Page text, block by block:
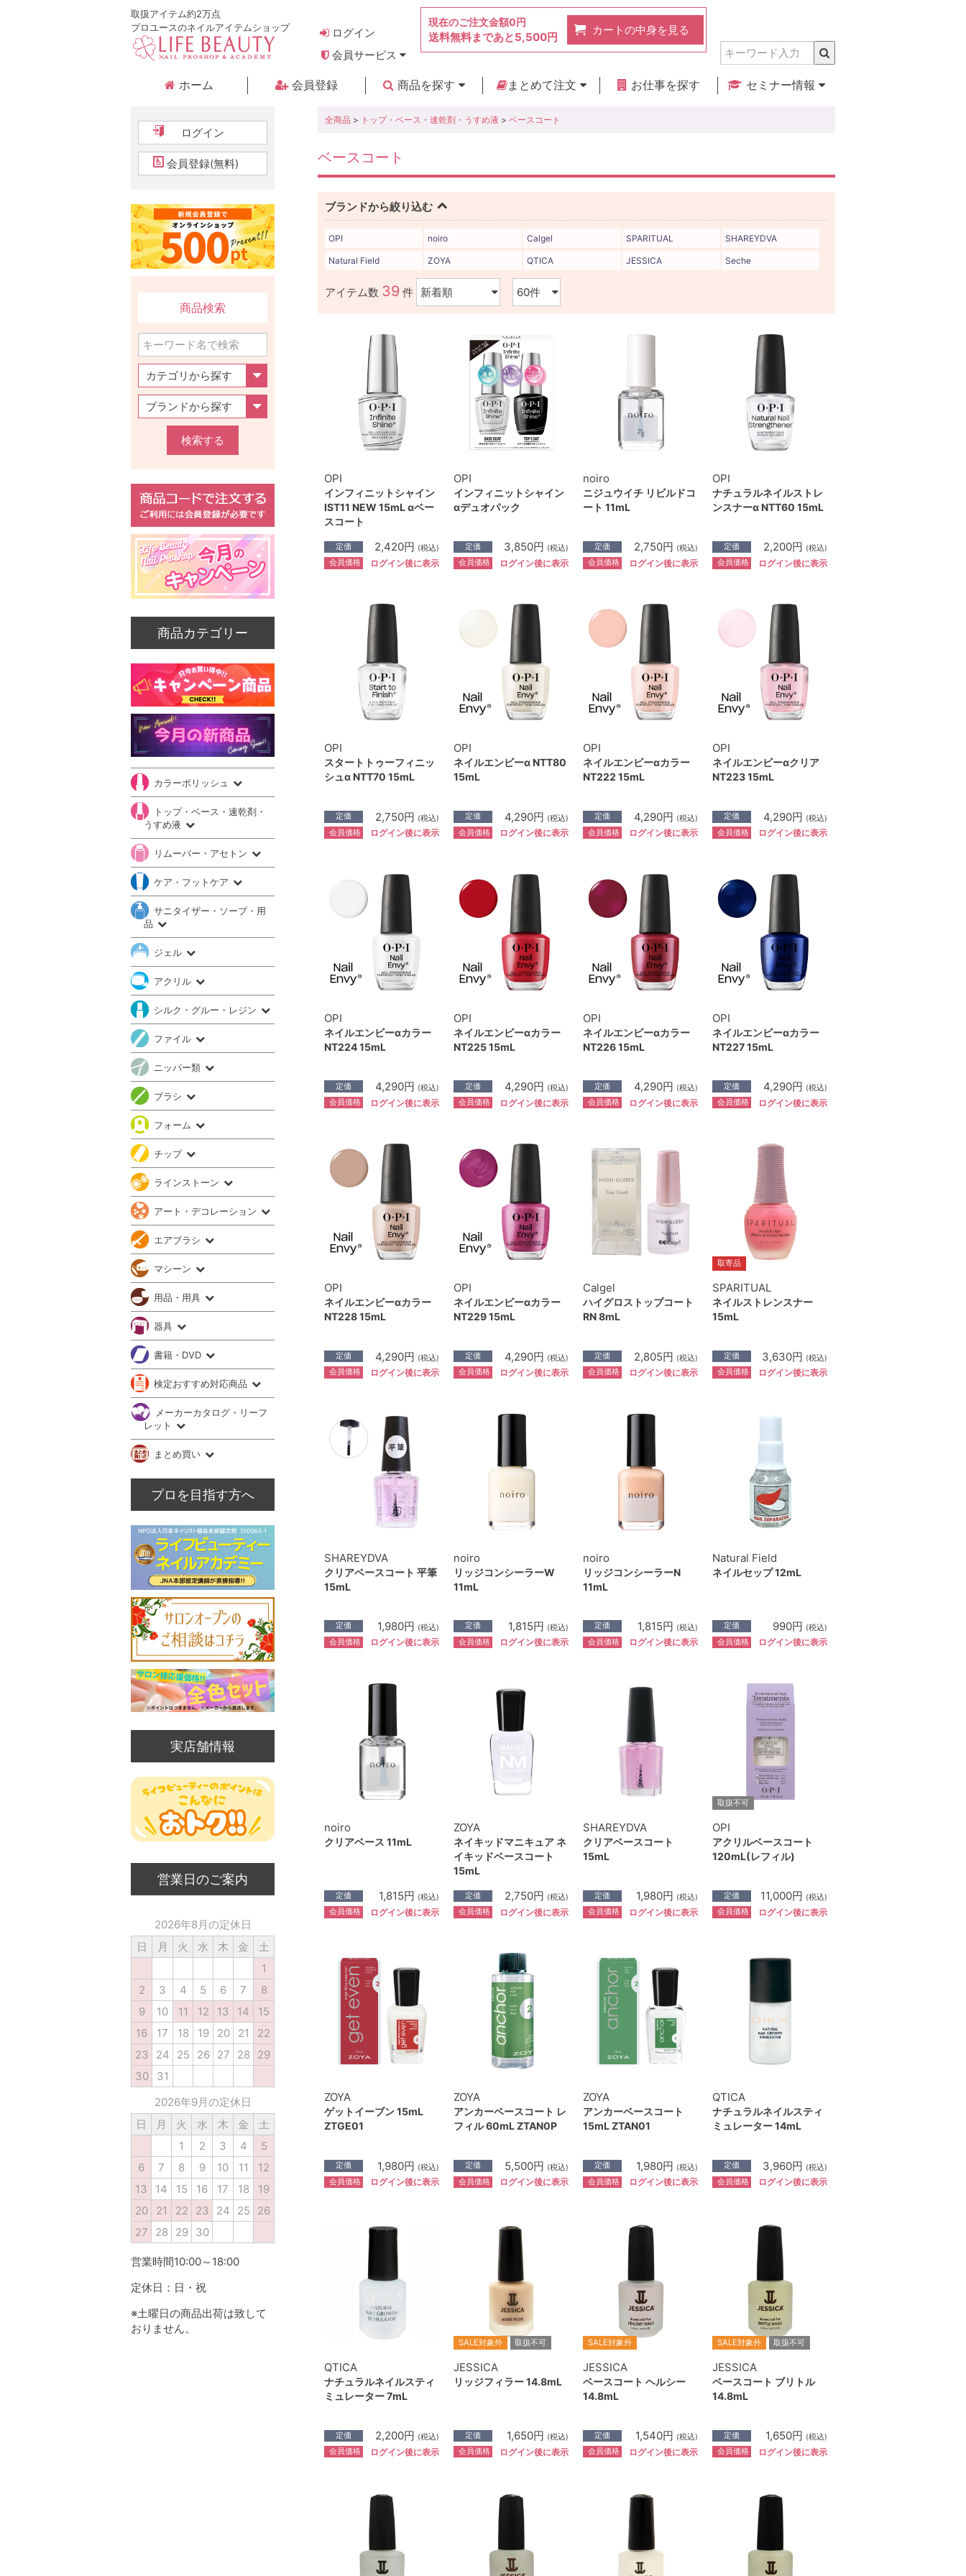
取扱アイテム約2万点
プロユースのネイルアイテムショップ
ログイン
会員サービス
現在のご注文金額0円
送料無料まであと5,500円
カートの中身を見る
ホーム 会員登録
商品を探す
まとめて注文
お仕事を探す
セミナー情報
全商品 > トップ・ベース・速乾剤・うすめ液 > ベースコート
ベースコート
ブランドから絞り込む
OPI noiro Calgel SPARITUAL SHAREYDVA
Natural Field ZOYA QTICA JESSICA Seche
アイテム数 39 件
OPI
インフィニットシャイン
IST11 NEW 15mL αベー
スコート
定価 2,420円 (税込)
会員価格 ログイン後に表示
OPI
インフィニットシャイン
αデュオパック
定価 3,850円 (税込)
会員価格 ログイン後に表示
noiro
ニジュウイチ リビルドコ
ート 11mL
定価 2,750円 (税込)
会員価格 ログイン後に表示
OPI
ナチュラルネイルストレ
ンスナーα NTT60 15mL
定価 2,200円 (税込)
会員価格 ログイン後に表示
OPI
スタートトゥーフィニッ
シュα NTT70 15mL
定価 2,750円 (税込)
会員価格 ログイン後に表示
OPI
ネイルエンビーα NTT80
15mL
定価 4,290円 (税込)
会員価格 ログイン後に表示
OPI
ネイルエンビーαカラー
NT222 15mL
定価 4,290円 (税込)
会員価格 ログイン後に表示
OPI
ネイルエンビーαクリア
NT223 15mL
定価 4,290円 (税込)
会員価格 ログイン後に表示
OPI
ネイルエンビーαカラー
NT224 15mL
定価 4,290円 (税込)
会員価格 ログイン後に表示
OPI
ネイルエンビーαカラー
NT225 15mL
定価 4,290円 (税込)
会員価格 ログイン後に表示
OPI
ネイルエンビーαカラー
NT226 15mL
定価 4,290円 (税込)
会員価格 ログイン後に表示
OPI
ネイルエンビーαカラー
NT227 15mL
定価 4,290円 (税込)
会員価格 ログイン後に表示
OPI
ネイルエンビーαカラー
NT228 15mL
定価 4,290円 (税込)
会員価格 ログイン後に表示
OPI
ネイルエンビーαカラー
NT229 15mL
定価 4,290円 (税込)
会員価格 ログイン後に表示
Calgel
ハイグロストップコート
RN 8mL
定価 2,805円 (税込)
会員価格 ログイン後に表示
取寄品
SPARITUAL
ネイルストレンスナー
15mL
定価 3,630円 (税込)
会員価格 ログイン後に表示
SHAREYDVA
クリアベースコート 平筆
15mL
定価 1,980円 (税込)
会員価格 ログイン後に表示
noiro
リッジコンシーラーW
11mL
定価 1,815円 (税込)
会員価格 ログイン後に表示
noiro
リッジコンシーラーN
11mL
定価 1,815円 (税込)
会員価格 ログイン後に表示
Natural Field
ネイルセップ 12mL
定価 990円 (税込)
会員価格 ログイン後に表示
noiro
クリアベース 11mL
定価 1,815円 (税込)
会員価格 ログイン後に表示
ZOYA
ネイキッドマニキュア ネ
イキッドベースコート
15mL
定価 2,750円 (税込)
会員価格 ログイン後に表示
SHAREYDVA
クリアベースコート
15mL
定価 1,980円 (税込)
会員価格 ログイン後に表示
取扱不可
OPI
アクリルベースコート
120mL(レフィル)
定価 11,000円 (税込)
会員価格 ログイン後に表示
ZOYA
ゲットイーブン 15mL
ZTGE01
定価 1,980円 (税込)
会員価格 ログイン後に表示
ZOYA
アンカーベースコート レ
フィル 60mL ZTAN0P
定価 5,500円 (税込)
会員価格 ログイン後に表示
ZOYA
アンカーベースコート
15mL ZTAN01
定価 1,980円 (税込)
会員価格 ログイン後に表示
QTICA
ナチュラルネイルスティ
ミュレーター 14mL
定価 3,960円 (税込)
会員価格 ログイン後に表示
QTICA
ナチュラルネイルスティ
ミュレーター 7mL
定価 2,200円 (税込)
会員価格 ログイン後に表示
SALE対象外 取扱不可
JESSICA
リッジフィラー 14.8mL
定価 1,650円 (税込)
会員価格 ログイン後に表示
SALE対象外
JESSICA
ベースコート ヘルシー
14.8mL
定価 1,540円 (税込)
会員価格 ログイン後に表示
SALE対象外 取扱不可
JESSICA
ベースコート ブリトル
14.8mL
定価 1,650円 (税込)
会員価格 ログイン後に表示
ログイン
会員登録(無料)
商品検索
検索する
商品カテゴリー
カラーポリッシュ
トップ・ベース・速乾剤・
うすめ液
リムーバー・アセトン
ケア・フットケア
サニタイザー・ソープ・用
品
ジェル
アクリル
シルク・グルー・レジン
ファイル
ニッパー類
ブラシ
フォーム
チップ
ラインストーン
アート・デコレーション
エアブラシ
マシーン
用品・用具
器具
書籍・DVD
検定おすすめ対応商品
メーカーカタログ・リーフ
レット
まとめ買い
プロを目指す方へ
実店舗情報
営業日のご案内
2026年8月の定休日
日
月 火 水 木 金
土
1
2
3 4 5 6 7
8
9
10 11 12 13 14
15
16
17 18 19 20 21
22
23
24 25 26 27 28
29
30
31
2026年9月の定休日
日
月 火 水 木 金
土
1
2 3 4
5
6
7 8 9 10 11
12
13
14 15 16 17 18
19
20
21 22 23 24 25
26
27
28 29 30
営業時間10:00～18:00
定休日：日・祝
※土曜日の商品出荷は致して
おりません。